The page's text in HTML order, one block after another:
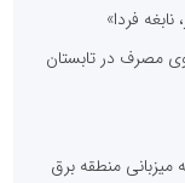
فردا»
مصرف در تابستان
منطقه برق